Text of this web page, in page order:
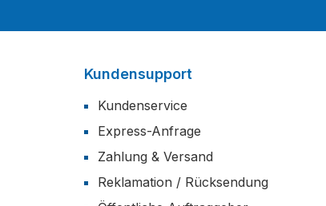
Kundensupport
Kundenservice
Express-Anfrage
Zahlung & Versand
Reklamation / Rücksendung